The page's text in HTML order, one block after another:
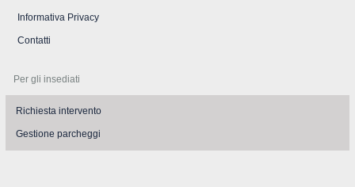
Informativa Privacy
Contatti
Per gli insediati
Richiesta intervento
Gestione parcheggi